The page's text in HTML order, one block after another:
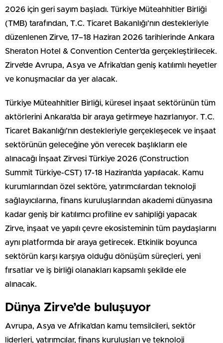
2026 için geri sayım başladı. Türkiye Müteahhitler Birliği
(TMB) tarafından, T.C. Ticaret Bakanlığı’nın destekleriyle
düzenlenen Zirve, 17–18 Haziran 2026 tarihlerinde Ankara
Sheraton Hotel & Convention Center’da gerçekleştirilecek.
Zirve’de Avrupa, Asya ve Afrika’dan geniş katılımlı heyetler
ve konuşmacılar da yer alacak.
Türkiye Müteahhitler Birliği, küresel inşaat sektörünün tüm
aktörlerini Ankara’da bir araya getirmeye hazırlanıyor. T.C.
Ticaret Bakanlığı’nın destekleriyle gerçekleşecek ve inşaat
sektörünün geleceğine yön verecek başlıkların ele
alınacağı İnşaat Zirvesi Türkiye 2026 (Construction
Summit Türkiye-CST) 17-18 Haziran’da yapılacak. Kamu
kurumlarından özel sektöre, yatırımcılardan teknoloji
sağlayıcılarına, finans kuruluşlarından akademi dünyasına
kadar geniş bir katılımcı profiline ev sahipliği yapacak
Zirve, inşaat ve yapılı çevre ekosisteminin tüm paydaşlarını
aynı platformda bir araya getirecek. Etkinlik boyunca
sektörün karşı karşıya olduğu dönüşüm süreçleri, yeni
fırsatlar ve iş birliği olanakları kapsamlı şekilde ele
alınacak.
Dünya Zirve’de buluşuyor
Avrupa, Asya ve Afrika’dan kamu temsilcileri, sektör
liderleri, yatırımcılar, finans kuruluşları ve teknoloji